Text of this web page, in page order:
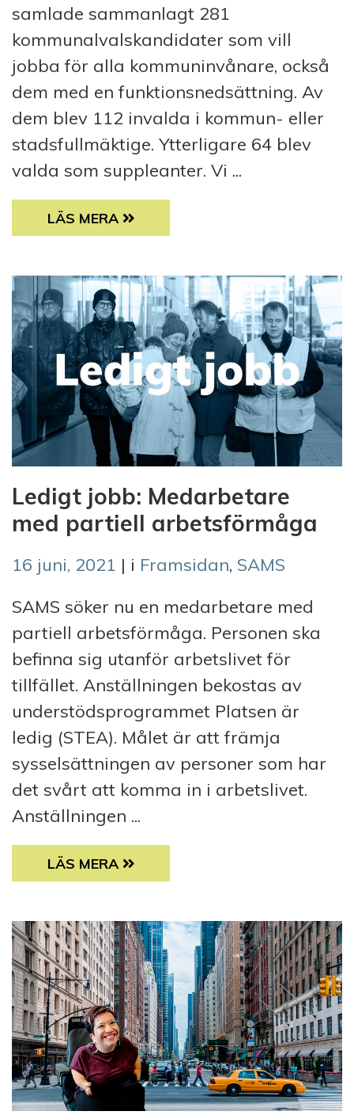
samlade sammanlagt 281
kommunalvalskandidater som vill
jobba för alla kommuninvånare, också
dem med en funktionsnedsättning. Av
dem blev 112 invalda i kommun- eller
stadsfullmäktige. Ytterligare 64 blev
valda som suppleanter. Vi ...
ÖVER 100 INVALDA
LÄS MERA
Ledigt jobb: Medarbetare
med partiell arbetsförmåga
16 juni, 2021 | i Framsidan, SAMS
SAMS söker nu en medarbetare med
partiell arbetsförmåga. Personen ska
befinna sig utanför arbetslivet för
tillfället. Anställningen bekostas av
understödsprogrammet Platsen är
ledig (STEA). Målet är att främja
sysselsättningen av personer som har
det svårt att komma in i arbetslivet.
Anställningen ...
LEDIGT JOBB: MEDARBETARE MED
LÄS MERA